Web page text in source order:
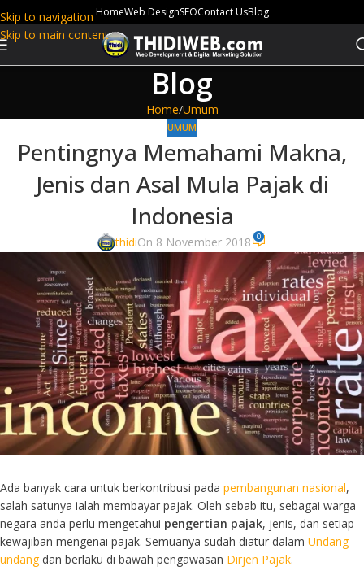
Skip to navigation
Skip to main content
HomeWeb DesignSEOContact UsBlog
Blog
Home Umum
UMUM
Pentingnya Memahami Makna,
Jenis dan Asal Mula Pajak di
Indonesia
thidiOn 8 November 2018 0
Ada banyak cara untuk berkontribusi pada pembangunan nasional,
salah satunya ialah membayar pajak. Oleh sebab itu, sebagai warga
negara anda perlu mengetahui pengertian pajak, jenis, dan setiap
kewajiban mengenai pajak. Semuanya sudah diatur dalam Undang-
undangdan berlaku di bawah pengawasan Dirjen Pajak.